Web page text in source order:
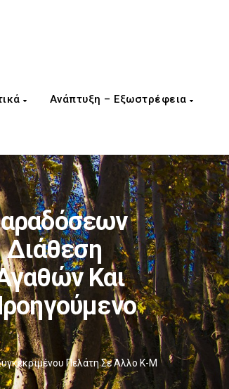
Ανάπτυξη – Εξωστρέφεια
Και
Πελάτη Σε Άλλο Κ-Μ